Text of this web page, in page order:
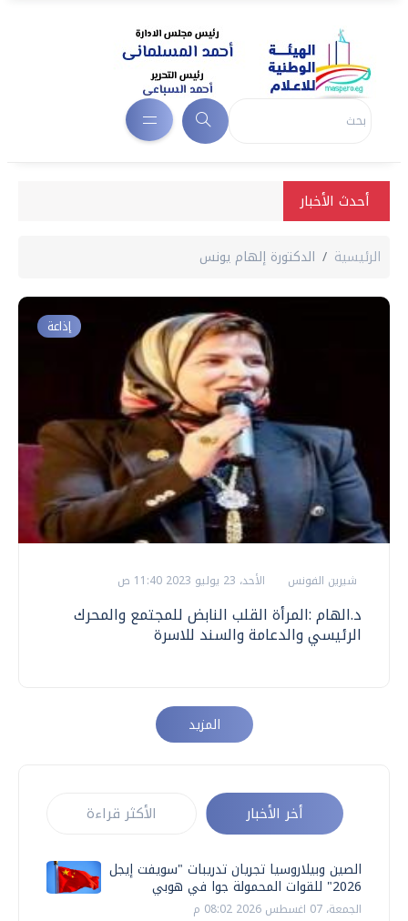
أحدث الأخبار
الرئيسية الدكتورة إلهام يونس
إذاعة
شيرين الفونس الأحد، 23 يوليو 2023 11:40 ص
د.الهام :المرأة القلب النابض للمجتمع والمحرك
الرئيسي والدعامة والسند للاسرة
المزيد
أخر الأخبار الأكثر قراءة
الصين وبيلاروسيا تجريان تدريبات "سويفت إيجل
2026" للقوات المحمولة جوا في هوبي
الجمعة، 07 اغسطس 2026 08:02 م